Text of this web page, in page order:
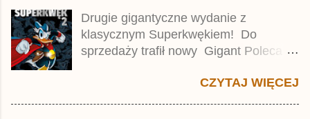
Drugie gigantyczne wydanie z
klasycznym Superkwękiem! Do
sprzedaży trafił nowy Gigant Poleca
Jest to kolejny 624-stronicowy tom z
najstarszymi historiami o kaczym
CZYTAJ WIĘCEJ